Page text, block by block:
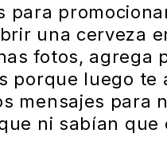
para
una cerveza
fotos, agrega
porque luego te
mensajes para
ni sabían que